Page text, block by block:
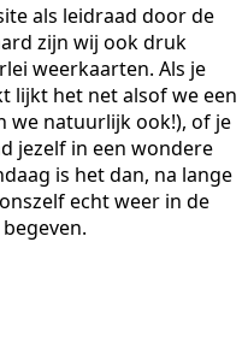
als leidraad door de
zijn wij ook druk
weerkaarten. Als je
lijkt het net alsof we een
we natuurlijk ook!), of je
jezelf in een wondere
is het dan, na lange
echt weer in de